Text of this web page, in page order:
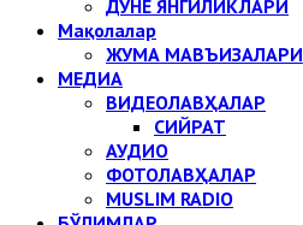
ДУНЁ ЯНГИЛИКЛАРИ
Мақолалар
ЖУМА МАВЪИЗАЛАРИ
МЕДИА
ВИДЕОЛАВҲАЛАР
СИЙРАТ
АУДИО
ФОТОЛАВҲАЛАР
MUSLIM RADIO